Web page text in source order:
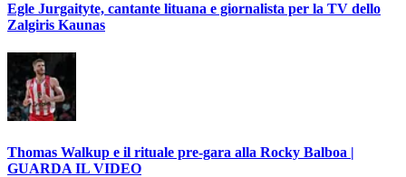
Egle Jurgaityte, cantante lituana e giornalista per la TV dello
Zalgiris Kaunas
Thomas Walkup e il rituale pre-gara alla Rocky Balboa |
GUARDA IL VIDEO